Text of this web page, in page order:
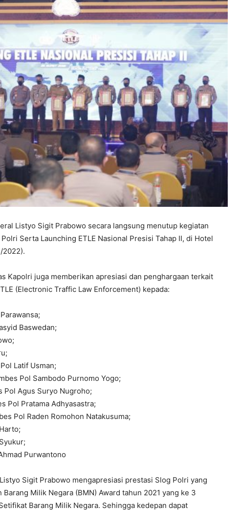
Listyo Sigit Prabowo secara langsung menutup kegiatan
Serta Launching ETLE Nasional Presisi Tahap II, di Hotel
2022).
Kapolri juga memberikan apresiasi dan penghargaan terkait
(Electronic Traffic Law Enforcement) kepada:
Baswedan;
Latif Usman;
Pol Sambodo Purnomo Yogo;
Pol Agus Suryo Nugroho;
Pol Pratama Adhyasastra;
Pol Raden Romohon Natakusuma;
Purwantono
Sigit Prabowo mengapresiasi prestasi Slog Polri yang
Milik Negara (BMN) Award tahun 2021 yang ke 3
Barang Milik Negara. Sehingga kedepan dapat